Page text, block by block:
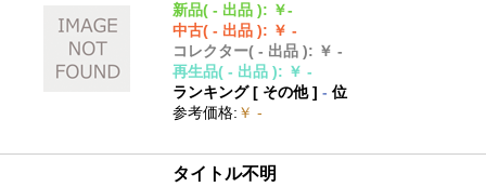
新品( - 出品 ): ￥-
中古( - 出品 ): ￥ -
コレクター( - 出品 ): ￥ -
再生品( - 出品 ): ￥ -
ランキング [ その他]- 位
参考価格: ￥ -
タイトル不明